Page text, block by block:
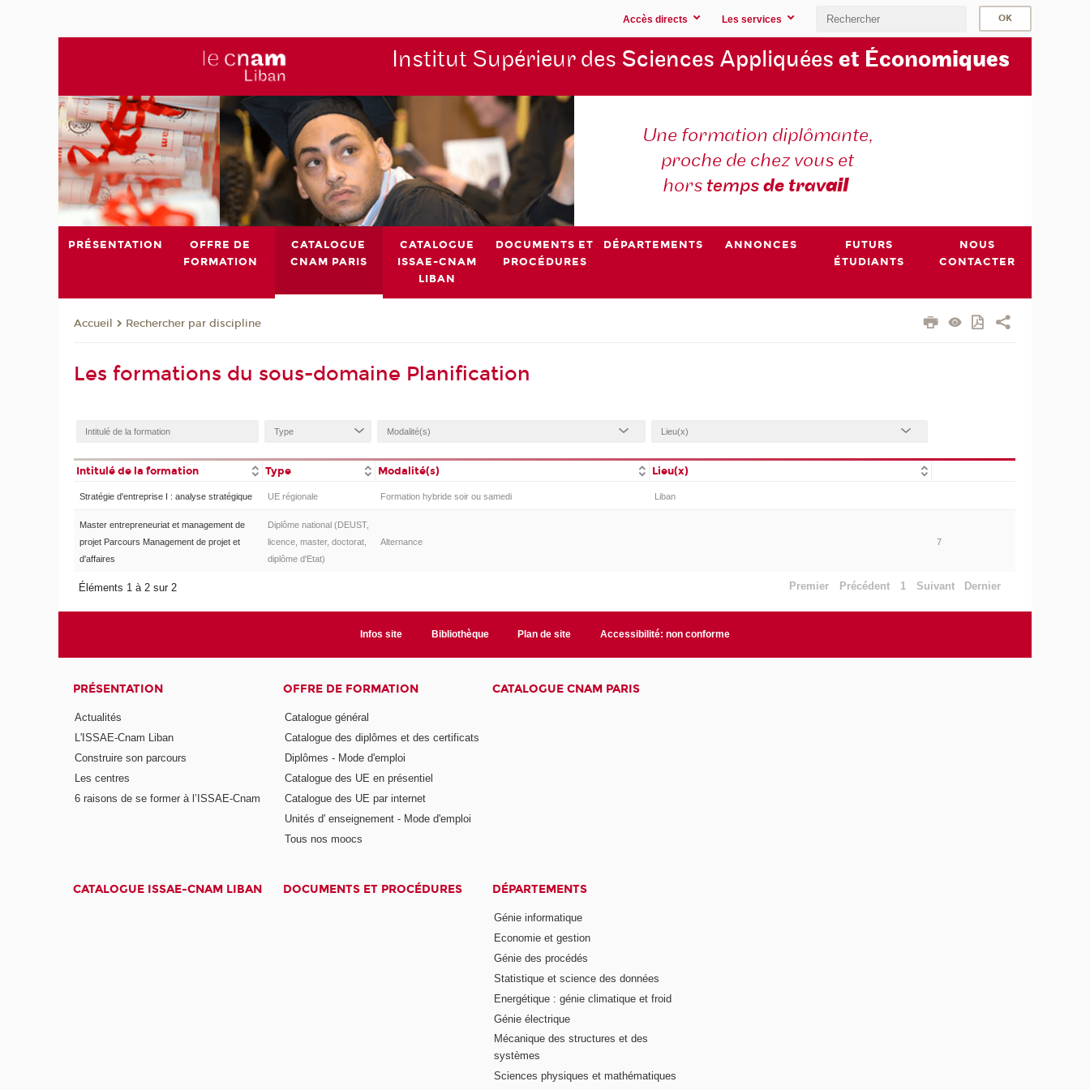
Accès directs Les services
Institut Supérieur des Sciences Appliquées et Économiques
Une formation diplômante,
proche de chez vous et
hors tempsde travail
PRÉSENTATION
OFFRE DE
FORMATION
CATALOGUE
CNAM PARIS
CATALOGUE
ISSAE-CNAM
LIBAN
DOCUMENTS ET
PROCÉDURES
DÉPARTEMENTS ANNONCES
FUTURS
ÉTUDIANTS
NOUS
CONTACTER
Accueil Rechercher par discipline
Les formations du sous-domaine Planification
Intitulé de la formation Type Modalité(s) Lieu(x)
Stratégie d'entreprise I : analyse stratégique UE régionale Formation hybride soir ou samedi Liban
Master entrepreneuriat et management de
projet Parcours Management de projet et
d'affaires
Diplôme national (DEUST,
licence, master, doctorat,
diplôme d'Etat)
Alternance 7
Éléments 1 à 2 sur 2 Premier Précédent 1 Suivant Dernier
Infos site Bibliothèque Plan de site Accessibilité: non conforme
PRÉSENTATION
Actualités
L'ISSAE-Cnam Liban
Construire son parcours
Les centres
6 raisons de se former à l’ISSAE-Cnam
OFFRE DE FORMATION
Catalogue général
Catalogue des diplômes et des certificats
Diplômes - Mode d'emploi
Catalogue des UE en présentiel
Catalogue des UE par internet
Unités d' enseignement - Mode d'emploi
Tous nos moocs
CATALOGUE CNAM PARIS
CATALOGUE ISSAE-CNAM LIBAN DOCUMENTS ET PROCÉDURES DÉPARTEMENTS
Génie informatique
Economie et gestion
Génie des procédés
Statistique et science des données
Energétique : génie climatique et froid
Génie électrique
Mécanique des structures et des
systèmes
Sciences physiques et mathématiques